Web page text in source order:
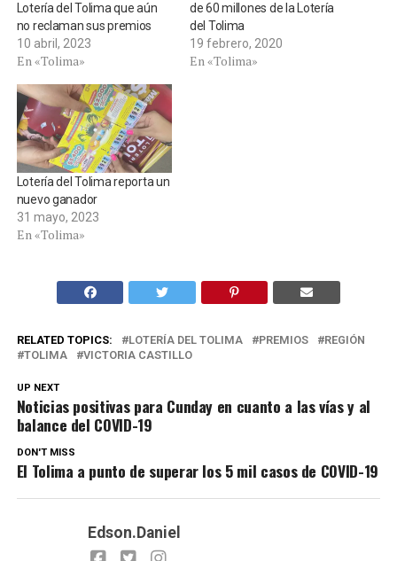
Lotería del Tolima que aún
no reclaman sus premios
10 abril, 2023
En «Tolima»
de 60 millones de la Lotería
del Tolima
19 febrero, 2020
En «Tolima»
Lotería del Tolima reporta un
nuevo ganador
31 mayo, 2023
En «Tolima»
RELATED TOPICS: LOTERÍA DEL TOLIMA PREMIOS
REGIÓN
TOLIMA
VICTORIA CASTILLO
UP NEXT
Noticias positivas para Cunday en cuanto a las vías y al
balance del COVID-19
DON'T MISS
El Tolima a punto de superar los 5 mil casos de COVID-19
Edson.Daniel